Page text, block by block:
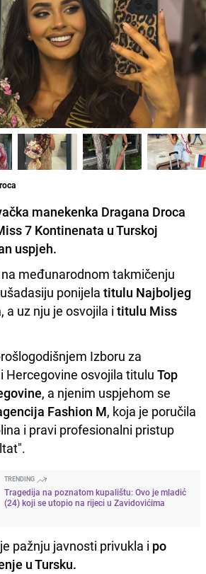
manekenka Dragana Droca
7 Kontinenata u Turskoj
uspjeh.
međunarodnom takmičenju
ponijela titulu Najboljeg
, a uz nju je osvojila i titulu Miss
Izboru za
Hercegovine osvojila titulu Top
, a njenim uspjehom se
Fashion M, koja je poručila
i pravi profesionalni pristup
TRENDING
Tragedija na poznatom kupalištu: Ovo je mladić
(24) koji se utopio na rijeci u Zavidovićima
pažnju javnosti privukla i po
u Tursku.